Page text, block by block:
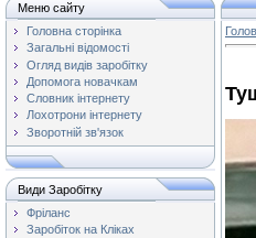
Меню сайту
Головна сторінка
Загальні відомості
Огляд видів заробітку
Допомога новачкам
Словник інтернету
Лохотрони інтернету
Зворотній зв'язок
Види Заробітку
Фріланс
Заробіток на Кліках